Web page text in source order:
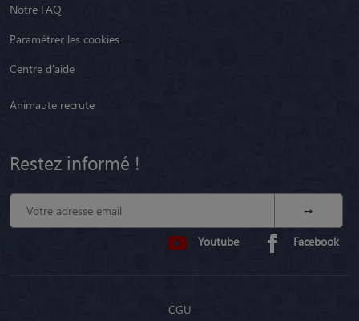
Notre FAQ
Paramétrer les cookies
Centre d'aide
Animaute recrute
Restez informé !
Youtube Facebook
CGU